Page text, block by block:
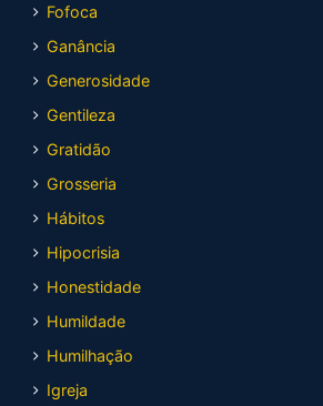
Fofoca
Ganância
Generosidade
Gentileza
Gratidão
Grosseria
Hábitos
Hipocrisia
Honestidade
Humildade
Humilhação
Igreja